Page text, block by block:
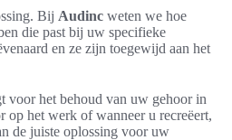
Bij Audinc weten we hoe
die past bij uw specifieke
en ze zijn toegewijd aan het
voor het behoud van uw gehoor in
op het werk of wanneer u recreëert,
de juiste oplossing voor uw